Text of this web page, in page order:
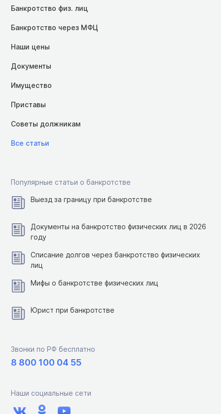
Банкротство физ. лиц
Банкротство через МФЦ
Наши цены
Документы
Имущество
Приставы
Советы должникам
Все статьи
Популярные статьи о банкротстве
Выезд за границу при банкротстве
Документы на банкротство физических лиц в 2026
году
Списание долгов через банкротство физических
лиц
Мифы о банкротстве физических лиц
Юрист при банкротстве
Звонки по РФ бесплатно
8 800 100 04 55
Наши социальные сети